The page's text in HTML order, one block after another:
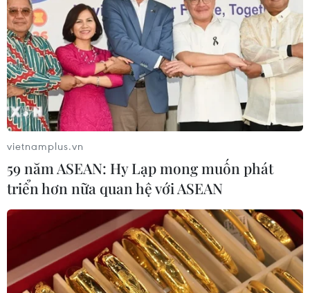
TIN CÙNG CHUYÊN MỤC
Thượng viện Mỹ thông qua luật ngân
sách tránh nguy cơ chính phủ đóng
08/08/2026 13:31
vietnamplus.vn
59 năm ASEAN: Hy Lạp mong muốn phát
triển hơn nữa quan hệ với ASEAN